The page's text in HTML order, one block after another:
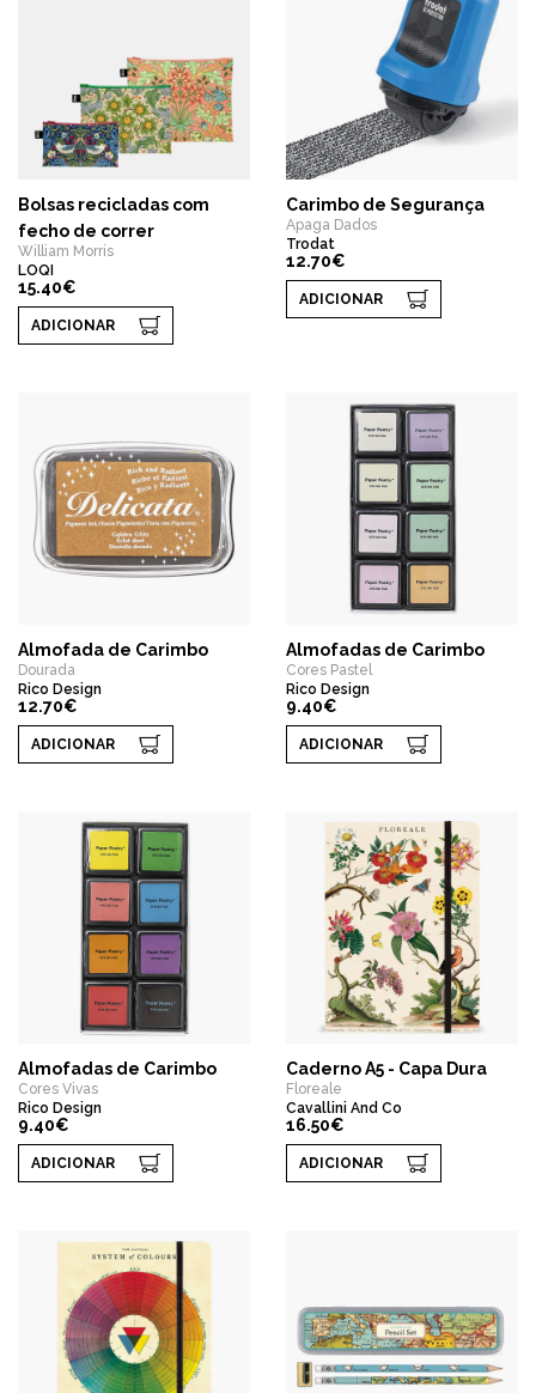
Bolsas recicladas com
fecho de correr
William Morris
LOQI
15.40€
ADICIONAR
Carimbo de Segurança
Apaga Dados
Trodat
12.70€
ADICIONAR
Almofada de Carimbo
Dourada
Rico Design
12.70€
ADICIONAR
Almofadas de Carimbo
Cores Pastel
Rico Design
9.40€
ADICIONAR
Almofadas de Carimbo
Cores Vivas
Rico Design
9.40€
ADICIONAR
Caderno A5 - Capa Dura
Floreale
Cavallini And Co
16.50€
ADICIONAR